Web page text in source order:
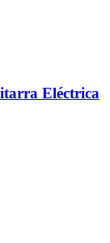
Eléctrica